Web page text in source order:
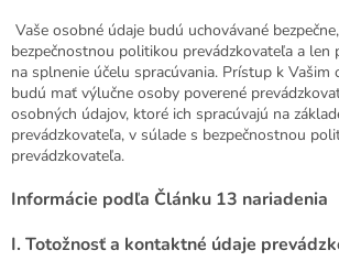
Vaše osobné údaje budú uchovávané
bezpečnostnou politikou prevádzkovateľa a
na splnenie účelu spracúvania. Prístup k Vašim
budú mať výlučne osoby poverené
osobných údajov, ktoré ich spracúvajú na
prevádzkovateľa, v súlade s bezpečnostnou
prevádzkovateľa.
Informácie podľa Článku 13 nariadenia
I. Totožnosť a kontaktné údaje